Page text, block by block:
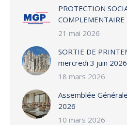
PROTECTION
COMPLEMENTAIRE
21 mai 2026
SORTIE DE
mercredi 3 juin 2026
18 mars 2026
Assemblée
2026
10 mars 2026